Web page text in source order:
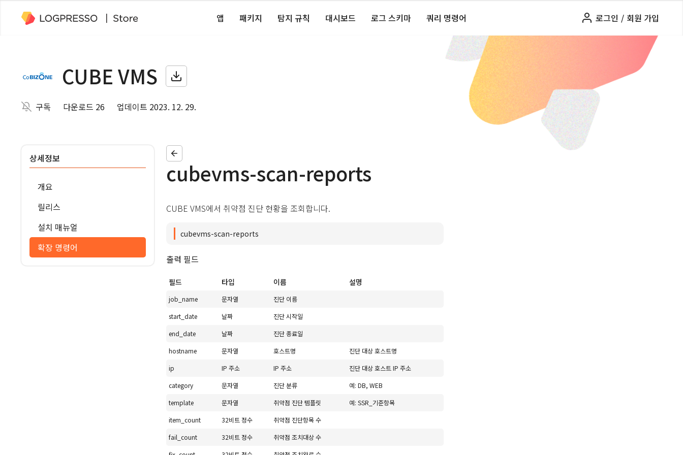
앱 패키지 탐지 규칙 대시보드 로그 스키마 쿼리 명령어 로그인 / 회원 가입
CUBE VMS
구독 다운로드 26 업데이트 2023. 12. 29.
상세정보
개요
릴리스
설치 매뉴얼
확장 명령어
cubevms-scan-reports
CUBE VMS에서 취약점 진단 현황을 조회합니다.
cubevms-scan-reports
출력 필드
필드 타입 이름 설명
job_name 문자열
진단 이름
start_date
날짜
진단 시작일
end_date
날짜
진단 종료일
hostname
문자열 호스트명
진단 대상 호스트명
ip
IP 주소 IP 주소
진단 대상 호스트 IP 주소
category
문자열 진단 분류
예: DB, WEB
template
문자열 취약점 진단 템플릿
예: SSR_기준항목
item_count
32비트 정수
취약점 진단항목 수
fail_count
32비트 정수
취약점 조치대상 수